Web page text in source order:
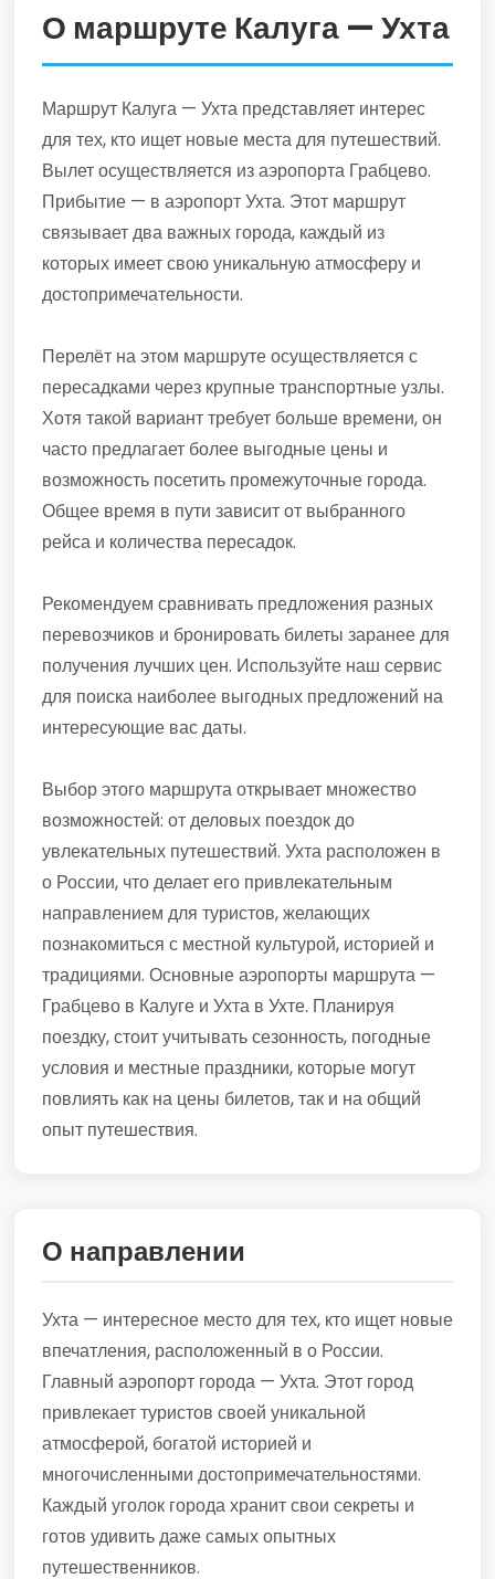
О маршруте Калуга — Ухта
Маршрут Калуга — Ухта представляет интерес
для тех, кто ищет новые места для путешествий.
Вылет осуществляется из аэропорта Грабцево.
Прибытие — в аэропорт Ухта. Этот маршрут
связывает два важных города, каждый из
которых имеет свою уникальную атмосферу и
достопримечательности.
Перелёт на этом маршруте осуществляется с
пересадками через крупные транспортные узлы.
Хотя такой вариант требует больше времени, он
часто предлагает более выгодные цены и
возможность посетить промежуточные города.
Общее время в пути зависит от выбранного
рейса и количества пересадок.
Рекомендуем сравнивать предложения разных
перевозчиков и бронировать билеты заранее для
получения лучших цен. Используйте наш сервис
для поиска наиболее выгодных предложений на
интересующие вас даты.
Выбор этого маршрута открывает множество
возможностей: от деловых поездок до
увлекательных путешествий. Ухта расположен в
о России, что делает его привлекательным
направлением для туристов, желающих
познакомиться с местной культурой, историей и
традициями. Основные аэропорты маршрута —
Грабцево в Калуге и Ухта в Ухте. Планируя
поездку, стоит учитывать сезонность, погодные
условия и местные праздники, которые могут
повлиять как на цены билетов, так и на общий
опыт путешествия.
О направлении
Ухта — интересное место для тех, кто ищет новые
впечатления, расположенный в о России.
Главный аэропорт города — Ухта. Этот город
привлекает туристов своей уникальной
атмосферой, богатой историей и
многочисленными достопримечательностями.
Каждый уголок города хранит свои секреты и
готов удивить даже самых опытных
путешественников.